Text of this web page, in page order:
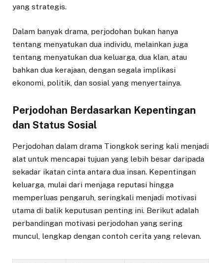
yang strategis.
Dalam banyak drama, perjodohan bukan hanya
tentang menyatukan dua individu, melainkan juga
tentang menyatukan dua keluarga, dua klan, atau
bahkan dua kerajaan, dengan segala implikasi
ekonomi, politik, dan sosial yang menyertainya.
Perjodohan Berdasarkan Kepentingan
dan Status Sosial
Perjodohan dalam drama Tiongkok sering kali menjadi
alat untuk mencapai tujuan yang lebih besar daripada
sekadar ikatan cinta antara dua insan. Kepentingan
keluarga, mulai dari menjaga reputasi hingga
memperluas pengaruh, seringkali menjadi motivasi
utama di balik keputusan penting ini. Berikut adalah
perbandingan motivasi perjodohan yang sering
muncul, lengkap dengan contoh cerita yang relevan.